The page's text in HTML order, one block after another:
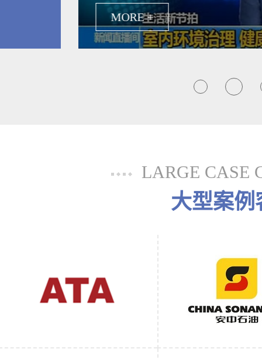
MORE +
LARGE CASE
大型案例